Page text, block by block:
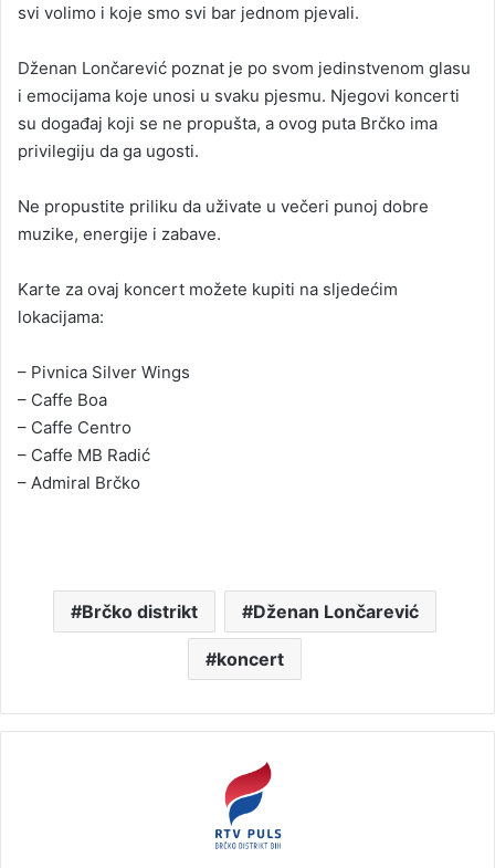
m
i
l
svi volimo i koje smo svi bar jednom pjevali.
Dženan Lončarević poznat je po svom jedinstvenom glasu
i emocijama koje unosi u svaku pjesmu. Njegovi koncerti
su događaj koji se ne propušta, a ovog puta Brčko ima
privilegiju da ga ugosti.
Ne propustite priliku da uživate u večeri punoj dobre
muzike, energije i zabave.
Karte za ovaj koncert možete kupiti na sljedećim
lokacijama:
– Pivnica Silver Wings
– Caffe Boa
– Caffe Centro
– Caffe MB Radić
– Admiral Brčko
Brčko distrikt Dženan Lončarević
koncert